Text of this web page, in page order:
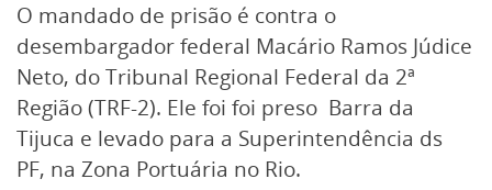
O mandado de prisão é contra o
desembargador federal Macário Ramos Júdice
Neto, do Tribunal Regional Federal da 2ª
Região (TRF-2). Ele foi foi preso Barra da
Tijuca e levado para a Superintendência ds
PF, na Zona Portuária no Rio.